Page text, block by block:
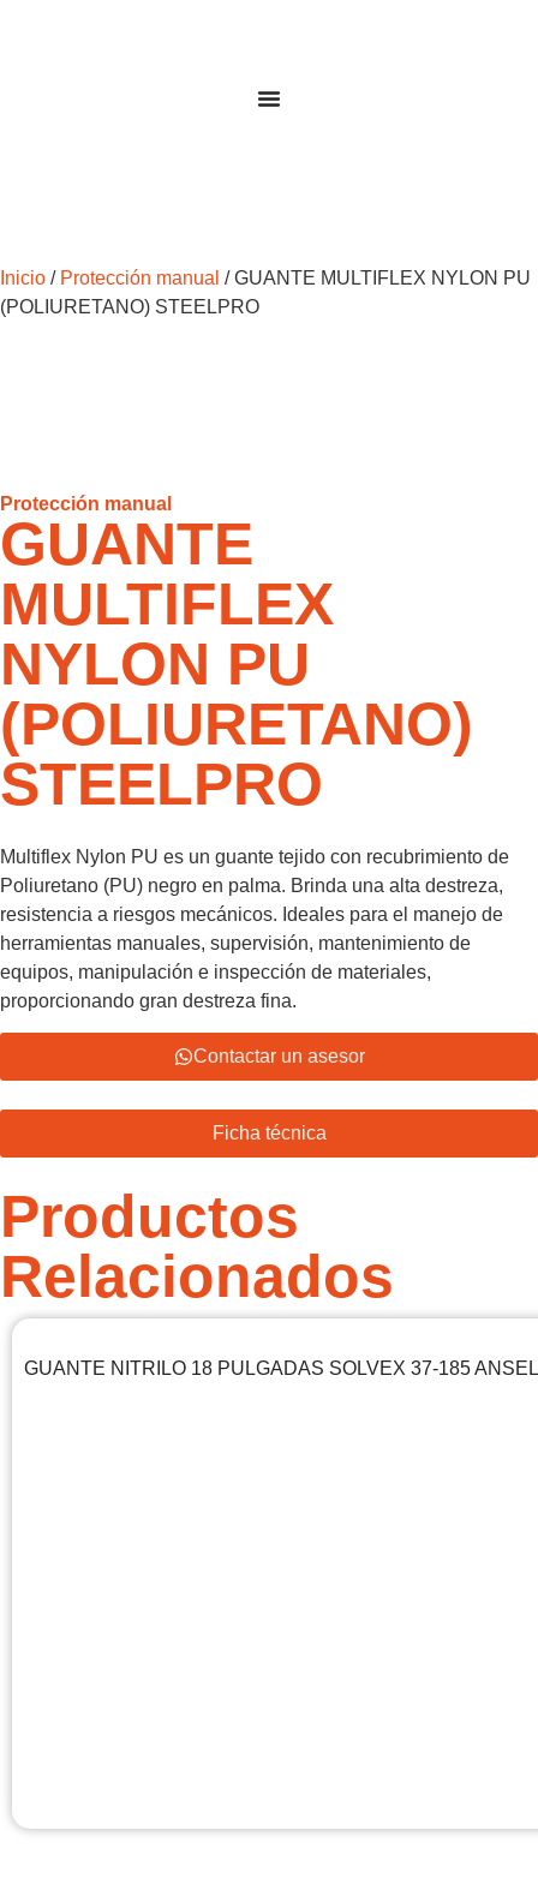
Inicio / Protección manual / GUANTE MULTIFLEX NYLON PU
(POLIURETANO) STEELPRO
Protección manual
GUANTE
MULTIFLEX
NYLON PU
(POLIURETANO)
STEELPRO
Multiflex Nylon PU es un guante tejido con recubrimiento de
Poliuretano (PU) negro en palma. Brinda una alta destreza,
resistencia a riesgos mecánicos. Ideales para el manejo de
herramientas manuales, supervisión, mantenimiento de
equipos, manipulación e inspección de materiales,
proporcionando gran destreza fina.
Contactar un asesor
Ficha técnica
Productos
Relacionados
GUANTE NITRILO 18 PULGADAS SOLVEX 37-185